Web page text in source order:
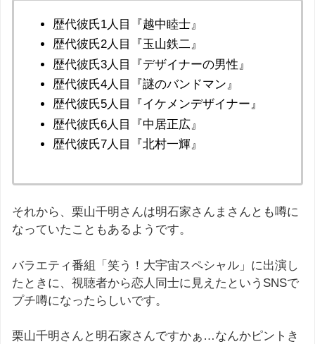
歴代彼氏1人目『越中睦士』
歴代彼氏2人目『玉山鉄二』
歴代彼氏3人目『デザイナーの男性』
歴代彼氏4人目『謎のバンドマン』
歴代彼氏5人目『イケメンデザイナー』
歴代彼氏6人目『中居正広』
歴代彼氏7人目『北村一輝』
それから、栗山千明さんは明石家さんまさんとも噂に
なっていたこともあるようです。
バラエティ番組「笑う！大宇宙スペシャル」に出演し
たときに、視聴者から恋人同士に見えたというSNSで
プチ噂になったらしいです。
栗山千明さんと明石家さんですかぁ…なんかピントき